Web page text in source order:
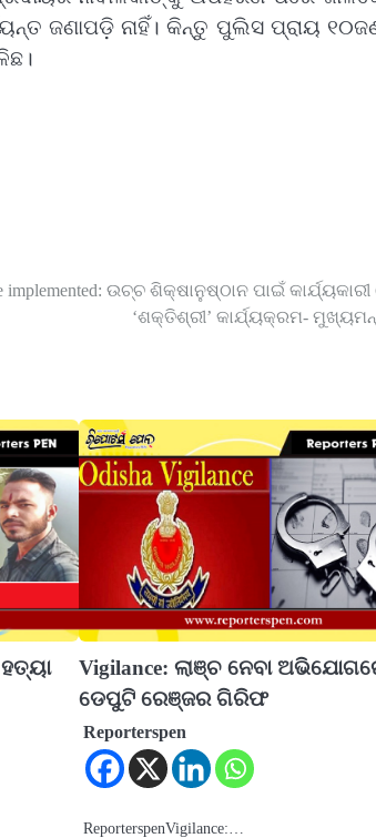
ଜଣାପଡ଼ି ନାହିଁ। କିନ୍ତୁ ପୁଲିସ ପ୍ରାୟ
implemented: ଉଚ୍ଚ ଶିକ୍ଷାନୁଷ୍ଠାନ ପାଇଁ
‘ଶକ୍ତିଶ୍ରୀ’ କାର୍ଯ୍ୟକ୍ରମ-
Vigilance: ଲାଞ୍ଚ ନେବା
ଡେପୁଟି ରେଞ୍ଜର ଗିରିଫ
Reporterspen
ReporterspenVigilance:…